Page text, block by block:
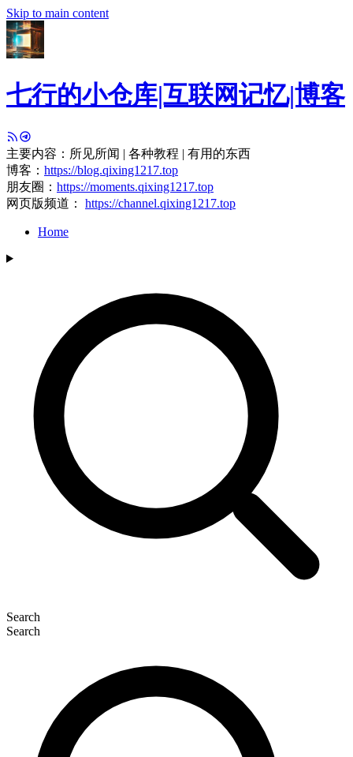
Skip to main content
七行的小仓库|互联网记忆|博客
主要内容：所见所闻 | 各种教程 | 有用的东西
博客： https://blog.qixing1217.top
朋友圈： https://moments.qixing1217.top
网页版频道： https://channel.qixing1217.top
Home
Search
Search